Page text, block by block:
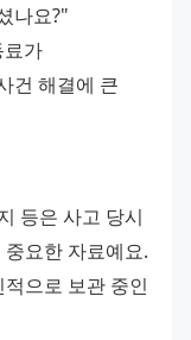
나요?"
료가
건 해결에 큰
등은 사고 당시
요한 자료예요.
으로 보관 중인